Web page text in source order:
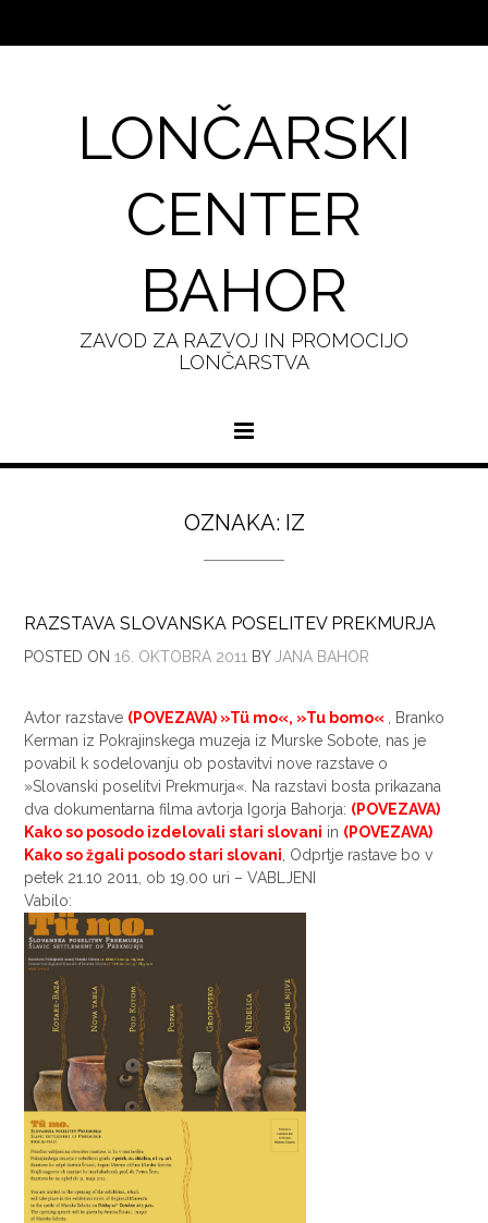
LONČARSKI
CENTER
BAHOR
ZAVOD ZA RAZVOJ IN PROMOCIJO
LONČARSTVA
OZNAKA: IZ
RAZSTAVA SLOVANSKA POSELITEV PREKMURJA
POSTED ON 16. OKTOBRA 2011 BY JANA BAHOR
Avtor razstave (POVEZAVA) »Tü mo«, »Tu bomo«
, Branko
Kerman iz Pokrajinskega muzeja iz Murske Sobote, nas je
povabil k sodelovanju ob postavitvi nove razstave o
»Slovanski poselitvi Prekmurja«. Na razstavi bosta prikazana
dva dokumentarna filma avtorja Igorja Bahorja: (POVEZAVA)
Kako so posodo izdelovali stari slovani in (POVEZAVA)
Kako so žgali posodo stari slovani , Odprtje rastave bo v
petek 21.10 2011, ob 19.00 uri – VABLJENI
Vabilo: